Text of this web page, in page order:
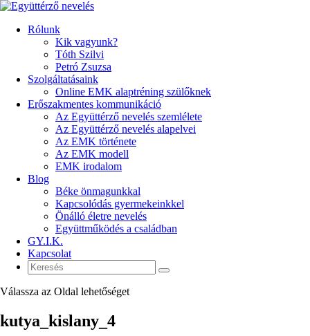
Rólunk
Kik vagyunk?
Tóth Szilvi
Petró Zsuzsa
Szolgáltatásaink
Online EMK alaptréning szülőknek
Erőszakmentes kommunikáció
Az Együttérző nevelés szemlélete
Az Együttérző nevelés alapelvei
Az EMK története
Az EMK modell
EMK irodalom
Blog
Béke önmagunkkal
Kapcsolódás gyermekeinkkel
Önálló életre nevelés
Együttműködés a családban
GY.I.K.
Kapcsolat
Válassza az Oldal lehetőséget
kutya_kislany_4